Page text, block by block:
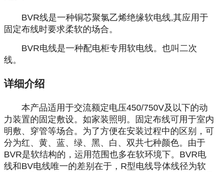
BVR线是一种铜芯聚氯乙烯绝缘软电线,其应用于
固定布线时要求柔软的场合。
BVR电线是一种配电柜专用软电线。也叫二次
线。
详细介绍
本产品适用于交流额定电压450/750V及以下的动
力装置的固定敷设。如家装照明。固定布线可用于室内
明敷、穿管等场合。为了方便在安装过程中的区别，可
分为红、黄、蓝、绿、黑、白、双共七种颜色。由于
BVR是软结构的，运用范围也多在软环境下。BVR电
线和BV电线唯一的差别在于，R型电线导体线径为软